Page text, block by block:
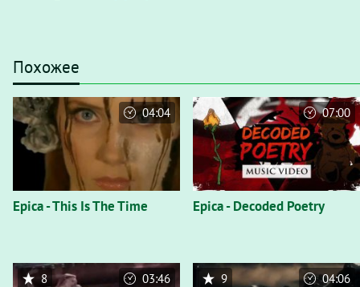
Похожее
Epica - This Is The Time
04:04
Epica - Decoded Poetry
07:00
8 03:46 9 04:06